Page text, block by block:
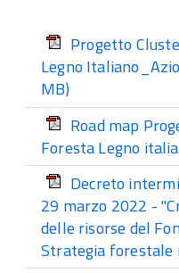
Progetto
Legno
MB)
Road map
Foresta Legno
Decreto
29 marzo 2022 -
delle risorse del
Strategia forestale